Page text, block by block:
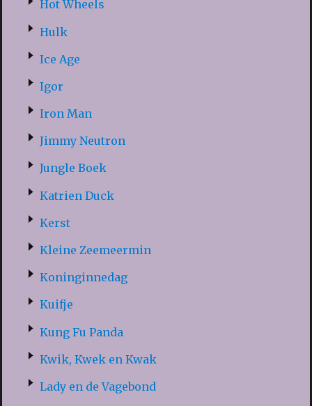
Hot Wheels
Hulk
Ice Age
Igor
Iron Man
Jimmy Neutron
Jungle Boek
Katrien Duck
Kerst
Kleine Zeemeermin
Koninginnedag
Kuifje
Kung Fu Panda
Kwik, Kwek en Kwak
Lady en de Vagebond